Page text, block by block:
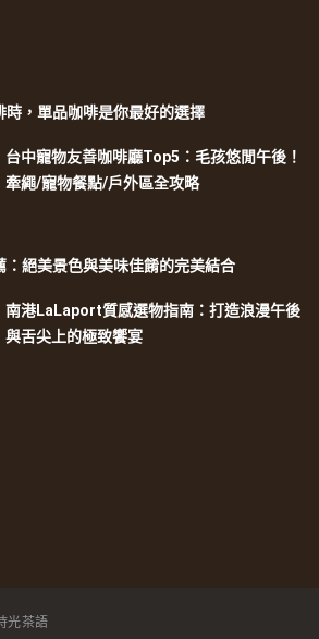
時，單品咖啡是你最好的選擇
台中寵物友善咖啡廳Top5：毛孩悠閒午後！
牽繩/寵物餐點/戶外區全攻略
：絕美景色與美味佳餚的完美結合
南港LaLaport質感選物指南：打造浪漫午後
與舌尖上的極致饗宴
光茶語